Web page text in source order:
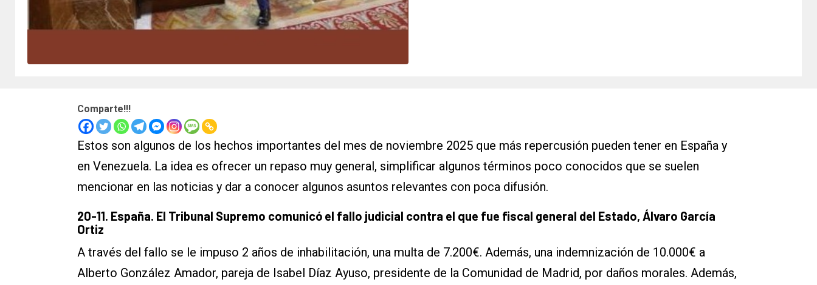
Comparte!!!
Estos son algunos de los hechos importantes del mes de noviembre 2025 que más repercusión pueden tener en España y
en Venezuela. La idea es ofrecer un repaso muy general, simplificar algunos términos poco conocidos que se suelen
mencionar en las noticias y dar a conocer algunos asuntos relevantes con poca difusión.
20-11. España. El Tribunal Supremo comunicó el fallo judicial contra el que fue fiscal general del Estado, Álvaro García
Ortiz
A través del fallo se le impuso 2 años de inhabilitación, una multa de 7.200€. Además, una indemnización de 10.000€ a
Alberto González Amador, pareja de Isabel Díaz Ayuso, presidente de la Comunidad de Madrid, por daños morales. Además,